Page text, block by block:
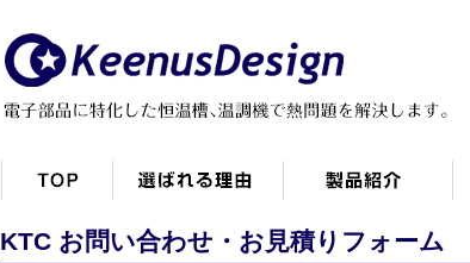
KTC お問い合わせ・お見積りフォーム